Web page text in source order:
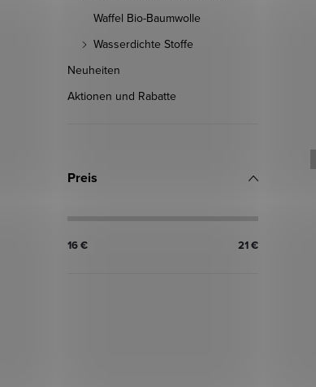
Waffel Bio-Baumwolle
Wasserdichte Stoffe
Neuheiten
Aktionen und Rabatte
Preis
16€ 21€